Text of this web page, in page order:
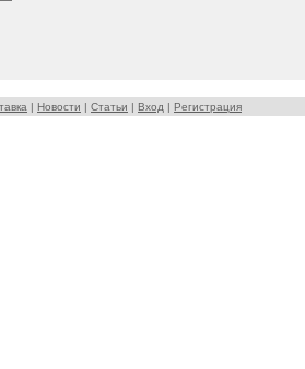
| Новости | Статьи | Вход | Регистрация